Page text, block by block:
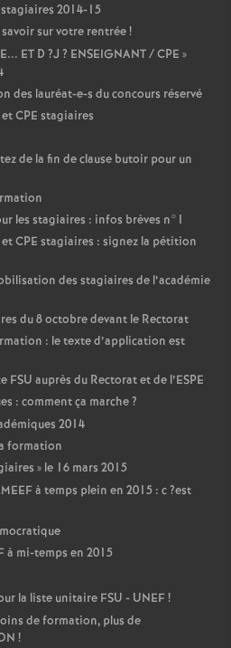
2014-15
sur votre rentrée!
... ET D ?J ? ENSEIGNANT/CPE »
des lauréat-e-s du concours réservé
CPE stagiaires
de la fin de clause butoir pour un
les stagiaires : infos brèves n°1
CPE stagiaires : signez la pétition
des stagiaires de l’académie
du 8 octobre devant le Rectorat
: le texte d’application est
FSU auprès du Rectorat et de l’ESPE
: comment ça marche?
2014
formation
» le 16 mars 2015
à temps plein en 2015 : c?est
à mi-temps en 2015
la liste unitaire FSU - UNEF!
de formation, plus de
!